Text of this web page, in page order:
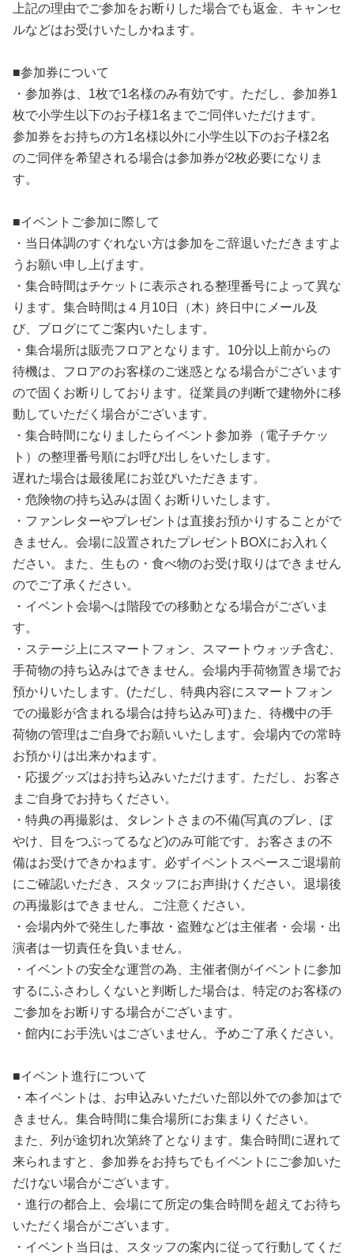
上記の理由でご参加をお断りした場合でも返金、キャンセ
ルなどはお受けいたしかねます。
■参加券について
・参加券は、1枚で1名様のみ有効です。ただし、参加券1
枚で小学生以下のお子様1名までご同伴いただけます。
参加券をお持ちの方1名様以外に小学生以下のお子様2名
のご同伴を希望される場合は参加券が2枚必要になりま
す。
■イベントご参加に際して
・当日体調のすぐれない方は参加をご辞退いただきますよ
うお願い申し上げます。
・集合時間はチケットに表示される整理番号によって異な
ります。集合時間は４月10日（木）終日中にメール及
び、ブログにてご案内いたします。
・集合場所は販売フロアとなります。10分以上前からの
待機は、フロアのお客様のご迷惑となる場合がございます
ので固くお断りしております。従業員の判断で建物外に移
動していただく場合がございます。
・集合時間になりましたらイベント参加券（電子チケッ
ト）の整理番号順にお呼び出しをいたします。
遅れた場合は最後尾にお並びいただきます。
・危険物の持ち込みは固くお断りいたします。
・ファンレターやプレゼントは直接お預かりすることがで
きません。会場に設置されたプレゼントBOXにお入れく
ださい。また、生もの・食べ物のお受け取りはできません
のでご了承ください。
・イベント会場へは階段での移動となる場合がございま
す。
・ステージ上にスマートフォン、スマートウォッチ含む、
手荷物の持ち込みはできません。会場内手荷物置き場でお
預かりいたします。(ただし、特典内容にスマートフォン
での撮影が含まれる場合は持ち込み可)また、待機中の手
荷物の管理はご自身でお願いいたします。会場内での常時
お預かりは出来かねます。
・応援グッズはお持ち込みいただけます。ただし、お客さ
まご自身でお持ちください。
・特典の再撮影は、タレントさまの不備(写真のブレ、ぼ
やけ、目をつぶってるなど)のみ可能です。お客さまの不
備はお受けできかねます。必ずイベントスペースご退場前
にご確認いただき、スタッフにお声掛けください。退場後
の再撮影はできません。ご注意ください。
・会場内外で発生した事故・盗難などは主催者・会場・出
演者は一切責任を負いません。
・イベントの安全な運営の為、主催者側がイベントに参加
するにふさわしくないと判断した場合は、特定のお客様の
ご参加をお断りする場合がございます。
・館内にお手洗いはございません。予めご了承ください。
■イベント進行について
・本イベントは、お申込みいただいた部以外での参加はで
きません。集合時間に集合場所にお集まりください。
また、列が途切れ次第終了となります。集合時間に遅れて
来られますと、参加券をお持ちでもイベントにご参加いた
だけない場合がございます。
・進行の都合上、会場にて所定の集合時間を超えてお待ち
いただく場合がございます。
・イベント当日は、スタッフの案内に従って行動してくだ